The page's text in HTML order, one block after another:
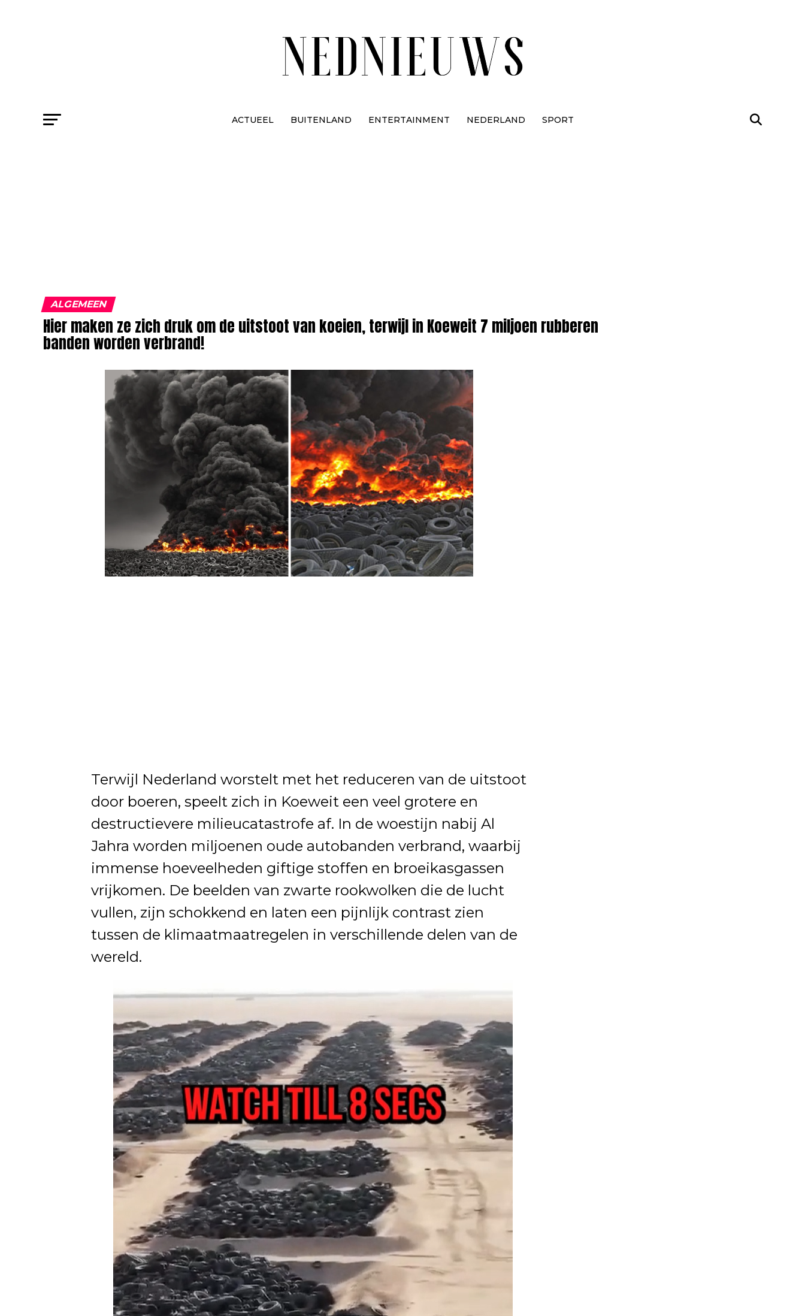
ACTUEEL BUITENLAND ENTERTAINMENT NEDERLAND SPORT
ALGEMEEN
Hier maken ze zich druk om de uitstoot van koeien, terwijl in Koeweit 7 miljoen rubberen
banden worden verbrand!
Terwijl Nederland worstelt met het reduceren van de uitstoot
door boeren, speelt zich in Koeweit een veel grotere en
destructievere milieucatastrofe af. In de woestijn nabij Al
Jahra worden miljoenen oude autobanden verbrand, waarbij
immense hoeveelheden giftige stoffen en broeikasgassen
vrijkomen. De beelden van zwarte rookwolken die de lucht
vullen, zijn schokkend en laten een pijnlijk contrast zien
tussen de klimaatmaatregelen in verschillende delen van de
wereld.